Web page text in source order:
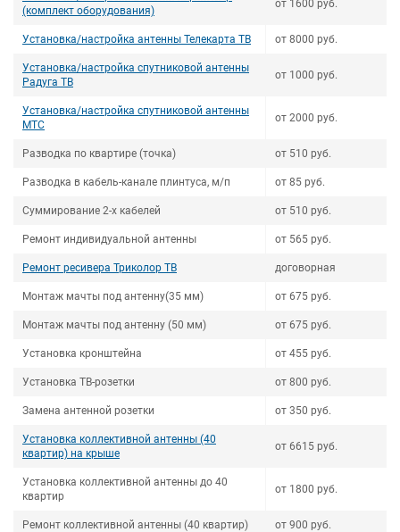
(комплект оборудования)
от 1600 руб.
Установка/настройка антенны Телекарта ТВ от 8000 руб.
Установка/настройка спутниковой антенны
Радуга ТВ
от 1000 руб.
Установка/настройка спутниковой антенны
МТС
от 2000 руб.
Разводка по квартире (точка) от 510 руб.
Разводка в кабель-канале плинтуса, м/п от 85 руб.
Суммирование 2-х кабелей от 510 руб.
Ремонт индивидуальной антенны от 565 руб.
Ремонт ресивера Триколор ТВ договорная
Монтаж мачты под антенну(35 мм) от 675 руб.
Монтаж мачты под антенну (50 мм) от 675 руб.
Установка кронштейна от 455 руб.
Установка ТВ-розетки от 800 руб.
Замена антенной розетки от 350 руб.
Установка коллективной антенны (40
квартир) на крыше
от 6615 руб.
Установка коллективной антенны до 40
квартир
от 1800 руб.
Ремонт коллективной антенны (40 квартир) от 900 руб.